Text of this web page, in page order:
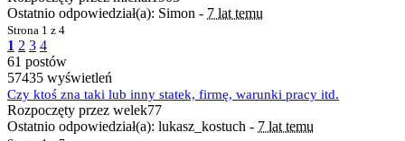
Ostatnio odpowiedział(a): Simon - 7 lat temu
Strona 1 z 4
1 2 3 4
61 postów
57435 wyświetleń
Czy ktoś zna taki lub inny statek, firmę, warunki pracy itd.
Rozpoczęty przez welek77
Ostatnio odpowiedział(a): lukasz_kostuch - 7 lat temu